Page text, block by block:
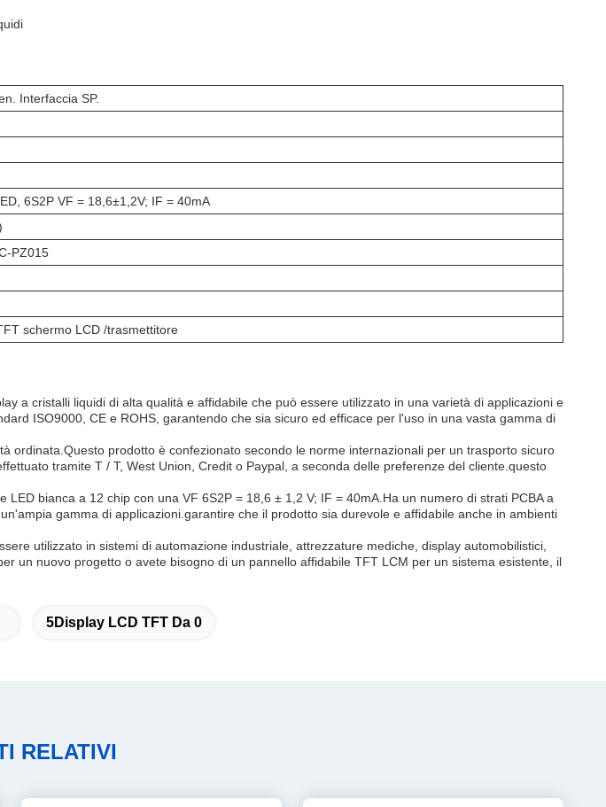
Interfaccia SP.
6S2P VF = 18,6±1,2V; IF = 40mA
PZ015
schermo LCD /trasmettitore
a cristalli liquidi di alta qualità e affidabile che può essere utilizzato in una varietà di applicazioni e
ISO9000, CE e ROHS, garantendo che sia sicuro ed efficace per l'uso in una vasta gamma di
prodotto è confezionato secondo le norme internazionali per un trasporto sicuro
tramite T / T, West Union, Credit o Paypal, a seconda delle preferenze del cliente.questo
bianca a 12 chip con una VF 6S2P = 18,6 ± 1,2 V; IF = 40mA.Ha un numero di strati PCBA a
gamma di applicazioni.garantire che il prodotto sia durevole e affidabile anche in ambienti
utilizzato in sistemi di automazione industriale, attrezzature mediche, display automobilistici,
un nuovo progetto o avete bisogno di un pannello affidabile TFT LCM per un sistema esistente, il
5Display LCD TFT Da 0
RELATIVI